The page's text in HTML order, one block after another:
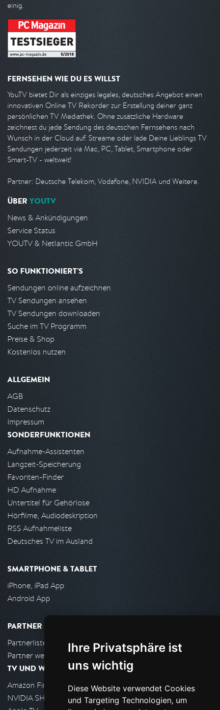
Ihre Privatsphäre ist
uns wichtig
Diese Website verwendet Cookies
und Targeting Technologien, um
einig.
FERNSEHEN WIE DU ES WILLST
YouTV bietet Dir als einziges legales, deutsches Angebot einen
innovativen Online TV Rekorder zur Erstellung deiner ganz
persönlichen TV Mediathek. Ohne zusätzliche Hardware
zeichnest du jede Sendung des deutschen Fernsehens nach
Wunsch in der Cloud auf. Streame oder lade Deine Lieblings TV
Sendungen jederzeit via Mac, PC, Tablet, Smartphone oder
Smart-TV - weltweit!
Partner: Deutsche Telekom, Vodafone, NVIDIA und Weitere.
ÜBER YOUTV
News & Ankündigungen
Service Status
YOUTV & Netlantic GmbH
SO FUNKTIONIERT'S
Sendungen online aufzeichnen
TV Sendungen ansehen
TV Sendungen downloaden
Suche im TV Programm
Preise & Shop
Kostenlos nutzen
ALLGEMEIN
AGB
Datenschutz
Impressum
SONDERFUNKTIONEN
Aufnahme-Assistenten
Langzeit-Speicherung
Favoriten-Finder
HD Aufnahme
Untertitel für Gehörlose
Hörfilme, Audiodeskription
RSS Aufnahmeliste
Deutsches TV im Ausland
SMARTPHONE & TABLET
iPhone, iPad App
Android App
PARTNER
Partnerliste
Partner werden
TV UND WOHNZIMMER
Amazon FireTV
NVIDIA SHIELD, Google TV